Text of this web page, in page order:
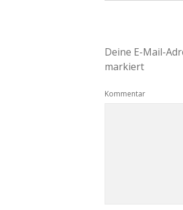
Deine E-Mail-
markiert
Kommentar